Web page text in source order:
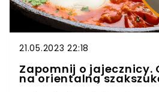
21.05.2023 22:18
Zapomnij o jajecznicy.
na orientalną